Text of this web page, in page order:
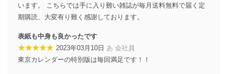
機器を取り扱う従業者を明確化し、 個人データへ
の不要なアクセスを防止しています。
アクセス者の識別と認証
機器に標準装備されているユーザー制御機能（ユ
ーザーアカウント制御）により、個人情報データ
ベース等を取り扱う情報システムを使用する従業
います。 こちらでは手に入り難い雑誌が毎月送料無料で届く定
期購読、大変有り難く感謝しております。
表紙も中身も良かったです
★★★★★ 2023年03月10日 あ 会社員
東京カレンダーの特別版は毎回満足です！！